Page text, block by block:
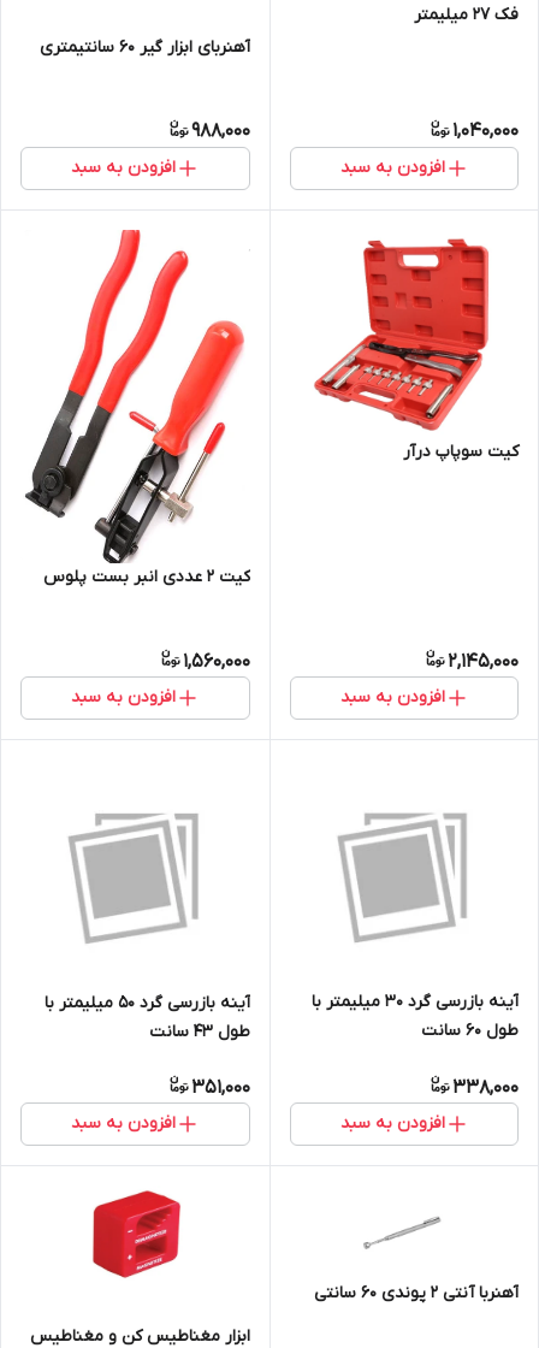
فک 27 میلیمتر
1,040,000
افزودن به سبد
آهنربای ابزار گیر 60 سانتیمتری
988,000
افزودن به سبد
کیت سوپاپ درآر
2,145,000
افزودن به سبد
کیت 2 عددی انبر بست پلوس
1,560,000
افزودن به سبد
آینه بازرسی گرد 30 میلیمتر با
طول 60 سانت
338,000
افزودن به سبد
آینه بازرسی گرد 50 میلیمتر با
طول 43 سانت
351,000
افزودن به سبد
آهنربا آنتی 2 پوندی 60 سانتی
ابزار مغناطیس کن و مغناطیس